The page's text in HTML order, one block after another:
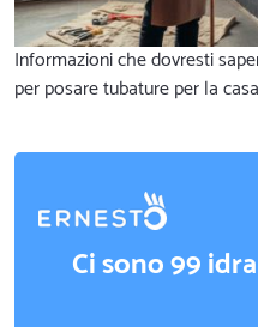
Informazioni che dovresti
per posare tubature per la casa
Ci sono 99